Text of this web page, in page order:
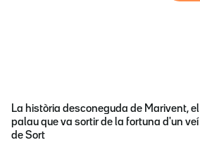
La història desconeguda de Marivent, el
palau que va sortir de la fortuna d'un veí
de Sort